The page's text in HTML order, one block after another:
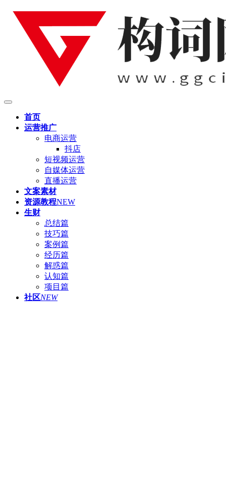
首页
运营推广
电商运营
抖店
短视频运营
自媒体运营
直播运营
文案素材
资源教程NEW
生财
总结篇
技巧篇
案例篇
经历篇
解惑篇
认知篇
项目篇
社区NEW